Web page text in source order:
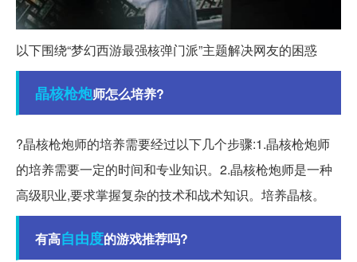
以下围绕“梦幻西游最强核弹门派”主题解决网友的困惑
晶核枪炮师怎么培养?
?晶核枪炮师的培养需要经过以下几个步骤:1.晶核枪炮师
的培养需要一定的时间和专业知识。2.晶核枪炮师是一种
高级职业,要求掌握复杂的技术和战术知识。培养晶核。
有高自由度的游戏推荐吗?